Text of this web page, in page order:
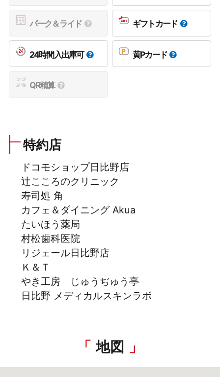
パーク＆ライド ギフトカード
24時間入出庫可 黄Pカード
QR精算
特約店
ドコモショップ日比野店
辻こころのクリニック
寿司処 角
カフェ＆ダイニング Akua
たいほう薬局
村松歯科医院
リジェール日比野店
Ｋ＆Ｔ
やき工房 じゅうぢゅう亭
日比野 メディカルスキンラボ
地図